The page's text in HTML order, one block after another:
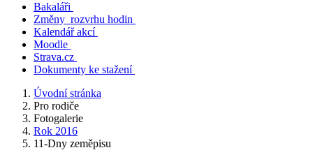
Bakaláři
Změny rozvrhu hodin
Kalendář akcí
Moodle
Strava.cz
Dokumenty ke stažení
Úvodní stránka
Pro rodiče
Fotogalerie
Rok 2016
11-Dny zeměpisu